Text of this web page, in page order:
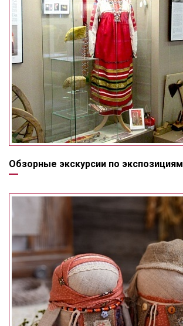
Обзорные экскурсии по экспозициям